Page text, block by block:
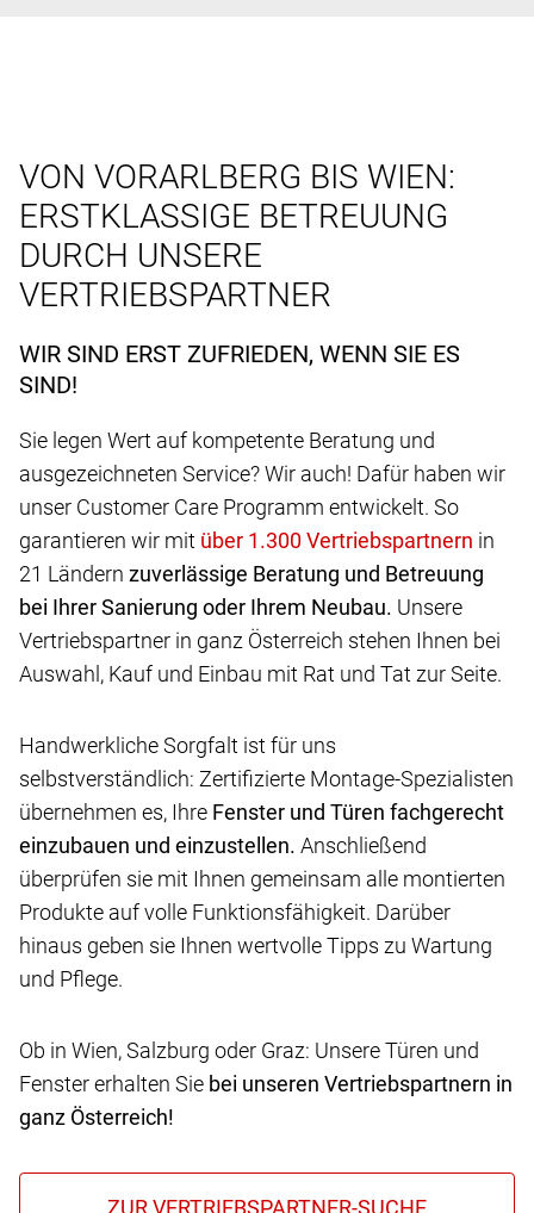
VON VORARLBERG BIS WIEN:
ERSTKLASSIGE BETREUUNG
DURCH UNSERE
VERTRIEBSPARTNER
WIR SIND ERST ZUFRIEDEN, WENN SIE ES
SIND!
Sie legen Wert auf kompetente Beratung und
ausgezeichneten Service? Wir auch! Dafür haben wir
unser Customer Care Programm entwickelt. So
garantieren wir mit
in
21 Ländern zuverlässige Beratung und Betreuung
bei Ihrer Sanierung oder Ihrem Neubau. Unsere
Vertriebspartner in ganz Österreich stehen Ihnen bei
Auswahl, Kauf und Einbau mit Rat und Tat zur Seite.
Handwerkliche Sorgfalt ist für uns
selbstverständlich: Zertifizierte Montage-Spezialisten
übernehmen es, Ihre Fenster und Türen fachgerecht
einzubauen und einzustellen. Anschließend
überprüfen sie mit Ihnen gemeinsam alle montierten
Produkte auf volle Funktionsfähigkeit. Darüber
hinaus geben sie Ihnen wertvolle Tipps zu Wartung
und Pflege.
Ob in Wien, Salzburg oder Graz: Unsere Türen und
Fenster erhalten Sie bei unseren Vertriebspartnern in
ganz Österreich!